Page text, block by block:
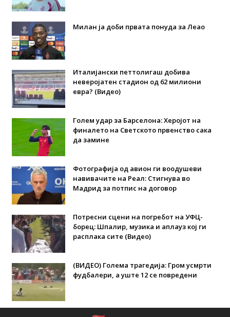
Милан ја доби првата понуда за Леао
Италијански петтолигаш добива
неверојатен стадион од 62 милиони
евра? (Видео)
Голем удар за Барселона: Херојот на
финалето на Светското првенство сака
да замине
Фотографија од авион ги воодушеви
навивачите на Реал: Стигнува во
Мадрид за потпис на договор
Потресни сцени на погребот на УФЦ-
борец: Шпалир, музика и аплауз кој ги
расплака сите (Видео)
(ВИДЕО) Голема трагедија: Гром усмрти
фудбалери, а уште 12 се повредени